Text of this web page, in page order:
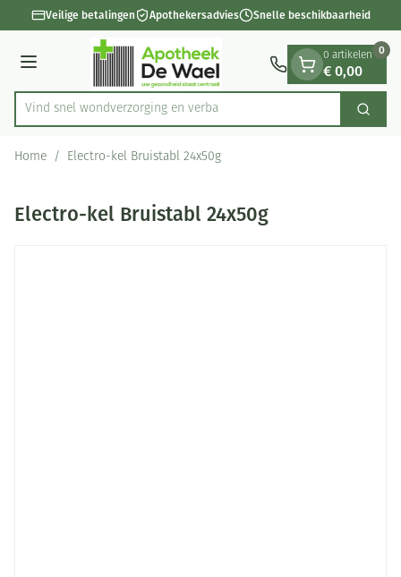
Ga naar de inhoud
1 van 1Veilige betalingen Apothekersadvies Snelle beschikbaarheid
Menu
Product, merk, categorie...
Vind snel wondverzorging Zoek
0 artikelen
€ 0,00
0
Home / Electro-kel Bruistabl 24x50g
Electro-kel Bruistabl 24x50g